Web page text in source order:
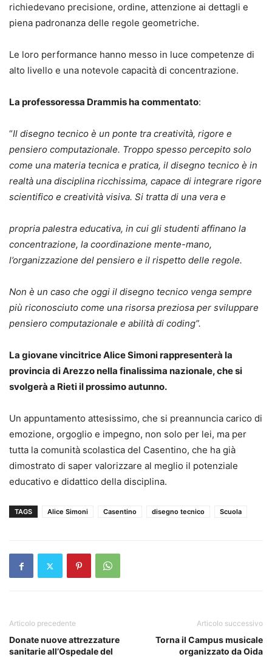
richiedevano precisione, ordine, attenzione ai dettagli e
piena padronanza delle regole geometriche.
Le loro performance hanno messo in luce competenze di
alto livello e una notevole capacità di concentrazione.
La professoressa Drammis ha commentato:
“Il disegno tecnico è un ponte tra creatività, rigore e
pensiero computazionale. Troppo spesso percepito solo
come una materia tecnica e pratica, il disegno tecnico è in
realtà una disciplina ricchissima, capace di integrare rigore
scientifico e creatività visiva. Si tratta di una vera e
propria palestra educativa, in cui gli studenti affinano la
concentrazione, la coordinazione mente-mano,
l’organizzazione del pensiero e il rispetto delle regole.
Non è un caso che oggi il disegno tecnico venga sempre
più riconosciuto come una risorsa preziosa per sviluppare
pensiero computazionale e abilità di coding”.
La giovane vincitrice Alice Simoni rappresenterà la
provincia di Arezzo nella finalissima nazionale, che si
svolgerà a Rieti il prossimo autunno.
Un appuntamento attesissimo, che si preannuncia carico di
emozione, orgoglio e impegno, non solo per lei, ma per
tutta la comunità scolastica del Casentino, che ha già
dimostrato di saper valorizzare al meglio il potenziale
educativo e didattico della disciplina.
TAGS Alice Simoni Casentino disegno tecnico Scuola
Articolo precedente
Donate nuove attrezzature
sanitarie all’Ospedale del
Articolo successivo
Torna il Campus musicale
organizzato da Oida